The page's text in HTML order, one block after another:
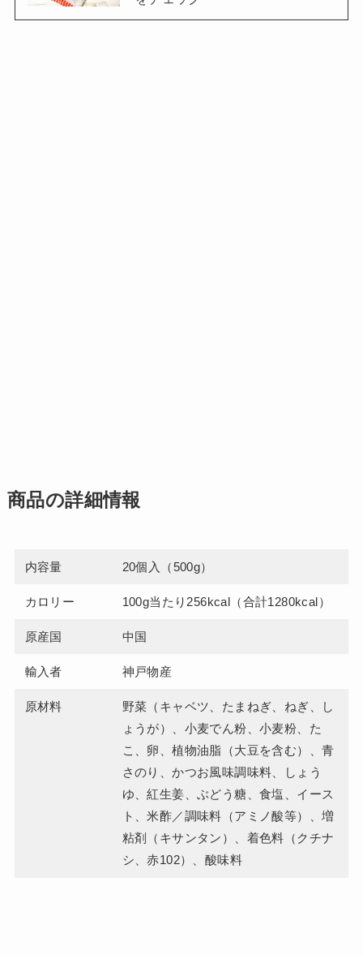
商品の詳細情報
内容量 20個入（500g）
カロリー 100g当たり256kcal（合計1280kcal）
原産国 中国
輸入者 神戸物産
原材料
野菜（キャベツ、たまねぎ、ねぎ、し
ょうが）、小麦でん粉、小麦粉、た
こ、卵、植物油脂（大豆を含む）、青
さのり、かつお風味調味料、しょう
ゆ、紅生姜、ぶどう糖、食塩、イース
ト、米酢／調味料（アミノ酸等）、増
粘剤（キサンタン）、着色料（クチナ
シ、赤102）、酸味料